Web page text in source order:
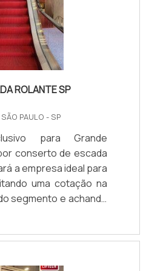
com colaboradores
de alta
uma entrega de
a ponta. Saiba mais
um orçamento
o cliente com necessi.
ROLANTE SP
PAULO - SP
para Grande
conserto de escada
a empresa ideal para
uma cotação na
segmento e achando
e custo
INTERESSANTES
DE ESCADA ROLANTE